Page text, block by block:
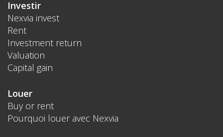
Investir
Nexvia invest
Rent
Investment return
Valuation
Capital gain
Louer
Buy or rent
Pourquoi louer avec Nexvia